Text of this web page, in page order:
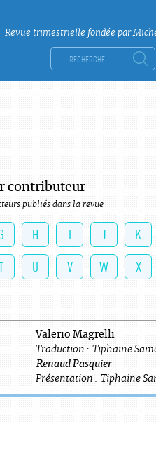
Revue trimestrielle fondée par
Rechercher :
contributeur
publiés dans la revue
H I J K
U V W X
Valerio Magrelli
Traduction : Tiphaine
Renaud Pasquier
Présentation : Tiphaine